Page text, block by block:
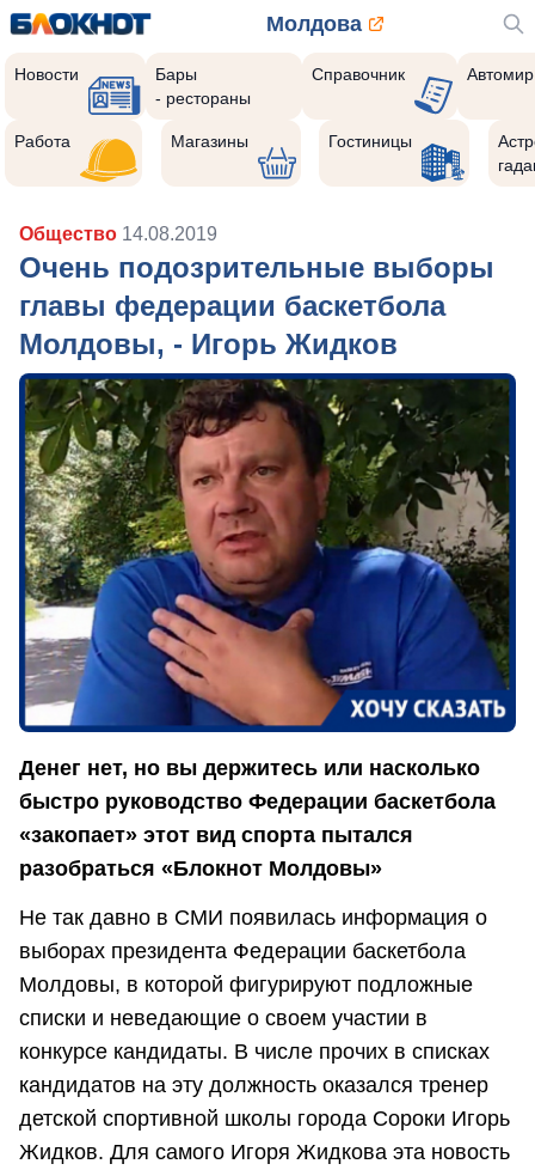
Молдова
Новости
Бары
- рестораны
Справочник Автомир
Работа Магазины Гостиницы
Общество 14.08.2019
Очень подозрительные выборы
главы федерации баскетбола
Молдовы, - Игорь Жидков
Денег нет, но вы держитесь или насколько
быстро руководство Федерации баскетбола
«закопает» этот вид спорта пытался
разобраться «Блокнот Молдовы»
Не так давно в СМИ появилась информация о
выборах президента Федерации баскетбола
Молдовы, в которой фигурируют подложные
списки и неведающие о своем участии в
конкурсе кандидаты. В числе прочих в списках
кандидатов на эту должность оказался тренер
детской спортивной школы города Сороки Игорь
Жидков. Для самого Игоря Жидкова эта новость